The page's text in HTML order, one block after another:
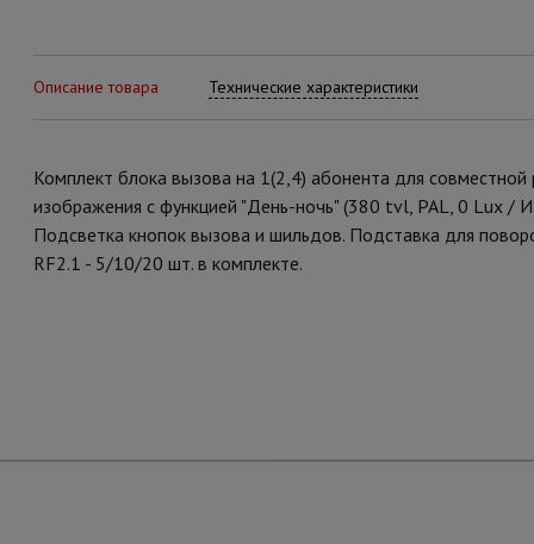
Описание товара Технические характеристики
Комплект блока вызова на 1(2,4) абонента для
изображения с функцией "День-ночь" (380 tvl, PAL, 0 Lux /
Подсветка кнопок вызова и шильдов. Подставка для
RF2.1 - 5/10/20 шт. в комплекте.